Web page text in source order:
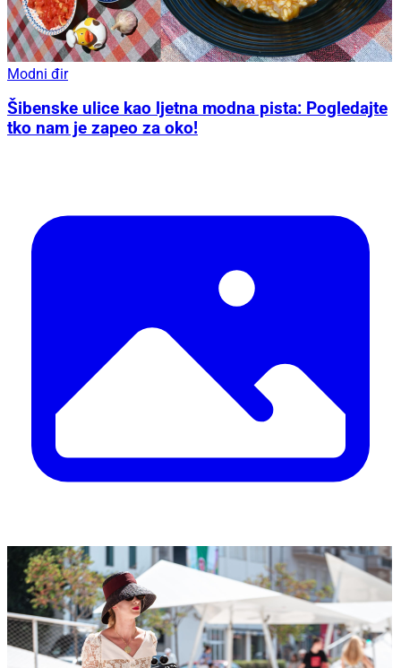
Modni đir
Šibenske ulice kao ljetna modna pista: Pogledajte
tko nam je zapeo za oko!